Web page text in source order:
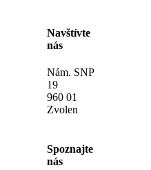
Navštívte
nás
Nám. SNP
19
960 01
Zvolen
Spoznajte
nás